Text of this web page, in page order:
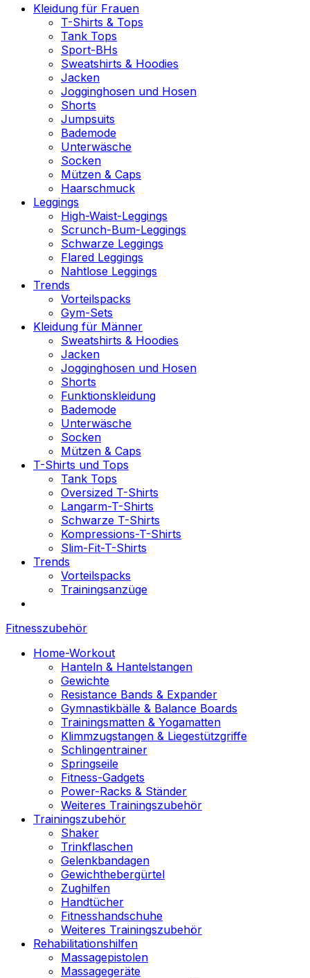
Kleidung für Frauen
T-Shirts & Tops
Tank Tops
Sport-BHs
Sweatshirts & Hoodies
Jacken
Jogginghosen und Hosen
Shorts
Jumpsuits
Bademode
Unterwäsche
Socken
Mützen & Caps
Haarschmuck
Leggings
High-Waist-Leggings
Scrunch-Bum-Leggings
Schwarze Leggings
Flared Leggings
Nahtlose Leggings
Trends
Vorteilspacks
Gym-Sets
Kleidung für Männer
Sweatshirts & Hoodies
Jacken
Jogginghosen und Hosen
Shorts
Funktionskleidung
Bademode
Unterwäsche
Socken
Mützen & Caps
T-Shirts und Tops
Tank Tops
Oversized T-Shirts
Langarm-T-Shirts
Schwarze T-Shirts
Kompressions-T-Shirts
Slim-Fit-T-Shirts
Trends
Vorteilspacks
Trainingsanzüge
Fitnesszubehör
Home-Workout
Hanteln & Hantelstangen
Gewichte
Resistance Bands & Expander
Gymnastikbälle & Balance Boards
Trainingsmatten & Yogamatten
Klimmzugstangen & Liegestützgriffe
Schlingentrainer
Springseile
Fitness-Gadgets
Power-Racks & Ständer
Weiteres Trainingszubehör
Trainingszubehör
Shaker
Trinkflaschen
Gelenkbandagen
Gewichthebergürtel
Zughilfen
Handtücher
Fitnesshandschuhe
Weiteres Trainingszubehör
Rehabilitationshilfen
Massagepistolen
Massagegeräte